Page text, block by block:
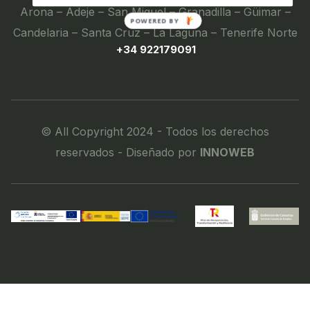
Arona – Adeje – San Miguel – Granadilla – Güimar –
Candelaria – Santa Cruz – La Laguna – Tenerife Norte
+34 922179091
© All Copyright 2024 - Todos los derechos
reservados - Diseñado por INNOWEB
POWERED BY